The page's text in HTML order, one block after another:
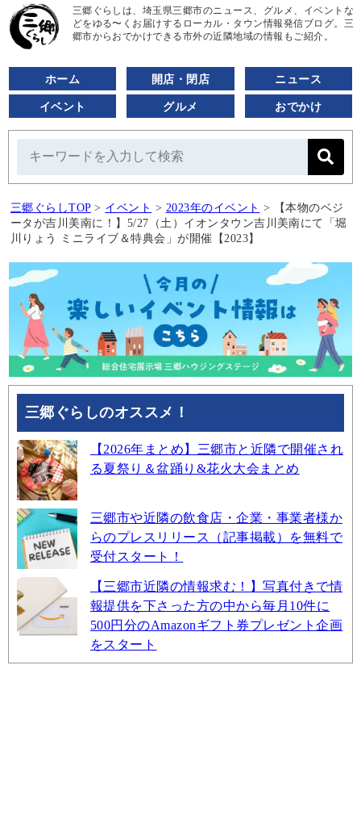
三郷ぐらしは、埼玉県三郷市のニュース、グルメ、イベントな
どをゆる〜くお届けするローカル・タウン情報発信ブログ。三
郷市からおでかけできる市外の近隣地域の情報もご紹介。
ホーム 開店・閉店 ニュース
イベント グルメ おでかけ
三郷ぐらしTOP > イベント > 2023年のイベント > 【本物のベジ
ータが吉川美南に！】5/27（土）イオンタウン吉川美南にて「堀
川りょう ミニライブ＆特典会」が開催【2023】
三郷ぐらしのオススメ！
【2026年まとめ】三郷市と近隣で開催され
る夏祭り＆盆踊り&花火大会まとめ
三郷市や近隣の飲食店・企業・事業者様か
らのプレスリリース（記事掲載）を無料で
受付スタート！
【三郷市近隣の情報求む！】写真付きで情
報提供を下さった方の中から毎月10件に
500円分のAmazonギフト券プレゼント企画
をスタート